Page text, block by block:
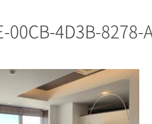
00CB-4D3B-8278-